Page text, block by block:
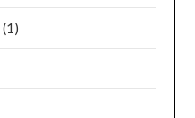
(1)